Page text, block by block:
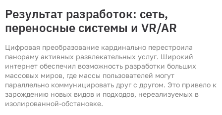
Результат разработок: сеть,
переносные системы и VR/AR
Цифровая преобразование кардинально перестроила
панораму активных развлекательных услуг. Широкий
интернет обеспечил возможность разработки больших
массовых миров, где массы пользователей могут
параллельно коммуницировать друг с другом. Это привело к
зарождению новых видов и подходов, нереализуемых в
изолированной-обстановке.